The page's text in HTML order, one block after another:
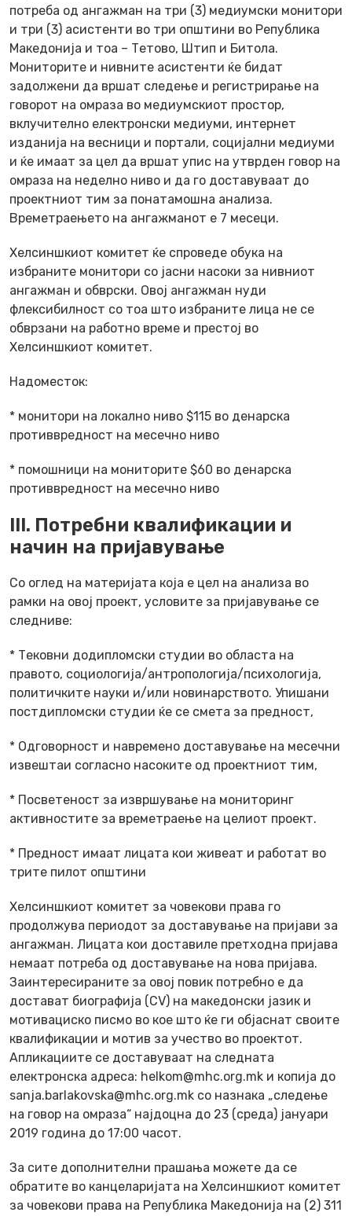
потреба од ангажман на три (3) медиумски монитори
и три (3) асистенти во три општини во Република
Македонија и тоа – Тетово, Штип и Битола.
Мониторите и нивните асистенти ќе бидат
задолжени да вршат следење и регистрирање на
говорот на омраза во медиумскиот простор,
вклучително електронски медиуми, интернет
изданија на весници и портали, социјални медиуми
и ќе имаат за цел да вршат упис на утврден говор на
омраза на неделно ниво и да го доставуваат до
проектниот тим за понатамошна анализа.
Времетраењето на ангажманот е 7 месеци.
Хелсиншкиот комитет ќе спроведе обука на
избраните монитори со јасни насоки за нивниот
ангажман и обврски. Овој ангажман нуди
флексибилност со тоа што избраните лица не се
обврзани на работно време и престој во
Хелсиншкиот комитет.
Надоместок:
* монитори на локално ниво $115 во денарска
противвредност на месечно ниво
* помошници на мониторите $60 во денарска
противвредност на месечно ниво
III. Потребни квалификации и
начин на пријавување
Со оглед на материјата која е цел на анализа во
рамки на овој проект, условите за пријавување се
следниве:
* Тековни додипломски студии во областа на
правото, социологија/антропологија/психологија,
политичките науки и/или новинарството. Упишани
постдипломски студии ќе се смета за предност,
* Одговорност и навремено доставување на месечни
извештаи согласно насоките од проектниот тим,
* Посветеност за извршување на мониторинг
активностите за времетраење на целиот проект.
* Предност имаат лицата кои живеат и работат во
трите пилот општини
Хелсиншкиот комитет за човекови права го
продолжува периодот за доставување на пријави за
ангажман. Лицата кои доставиле претходна пријава
немаат потреба од доставување на нова пријава.
Заинтересираните за овој повик потребно е да
достават биографија (CV) на македонски јазик и
мотивациско писмо во кое што ќе ги објаснат своите
квалификации и мотив за учество во проектот.
Апликациите се доставуваат на следната
електронска адреса: helkom@mhc.org.mk и копија до
sanja.barlakovska@mhc.org.mk со назнака „следење
на говор на омраза“ најдоцна до 23 (среда) јануари
2019 година до 17:00 часот.
За сите дополнителни прашања можете да се
обратите во канцеларијата на Хелсиншкиот комитет
за човекови права на Република Македонија на (2) 311